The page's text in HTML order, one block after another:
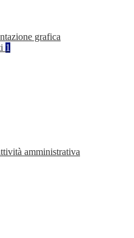
grafica
1
amministrativa